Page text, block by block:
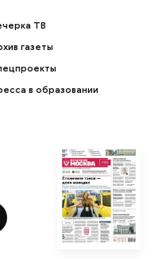
ТВ
газеты
в образовании